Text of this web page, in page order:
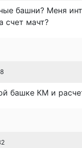
башни? Меня
счет мачт?
башке КМ и